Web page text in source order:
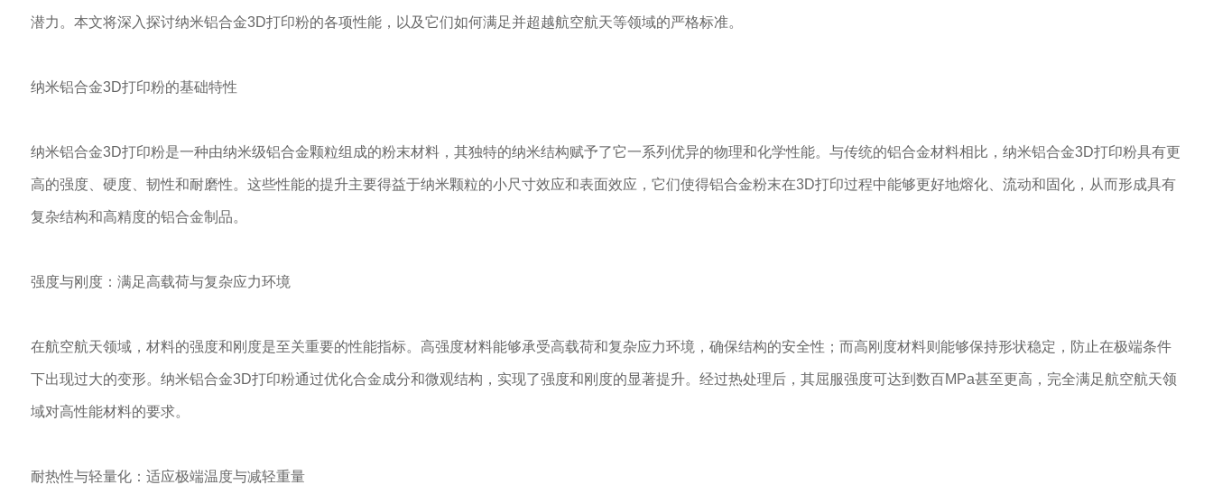
潜力。本文将深入探讨纳米铝合金3D打印粉的各项性能，以及它们如何满足并超越航空航天等领域的严格标准。
纳米铝合金3D打印粉的基础特性
纳米铝合金3D打印粉是一种由纳米级铝合金颗粒组成的粉末材料，其独特的纳米结构赋予了它一系列优异的物理和化学性能。与传统的铝合金材料相比，纳米铝合金3D打印粉具有更
高的强度、硬度、韧性和耐磨性。这些性能的提升主要得益于纳米颗粒的小尺寸效应和表面效应，它们使得铝合金粉末在3D打印过程中能够更好地熔化、流动和固化，从而形成具有
复杂结构和高精度的铝合金制品。
强度与刚度：满足高载荷与复杂应力环境
在航空航天领域，材料的强度和刚度是至关重要的性能指标。高强度材料能够承受高载荷和复杂应力环境，确保结构的安全性；而高刚度材料则能够保持形状稳定，防止在极端条件
下出现过大的变形。纳米铝合金3D打印粉通过优化合金成分和微观结构，实现了强度和刚度的显著提升。经过热处理后，其屈服强度可达到数百MPa甚至更高，完全满足航空航天领
域对高性能材料的要求。
耐热性与轻量化：适应极端温度与减轻重量